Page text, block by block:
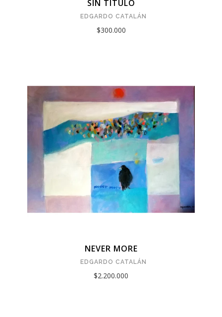
SIN TÍTULO
EDGARDO CATALÁN
$300.000
NEVER MORE
EDGARDO CATALÁN
$2.200.000